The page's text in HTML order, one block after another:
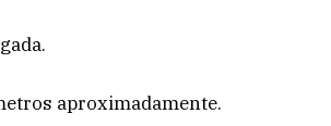
aproximadamente.